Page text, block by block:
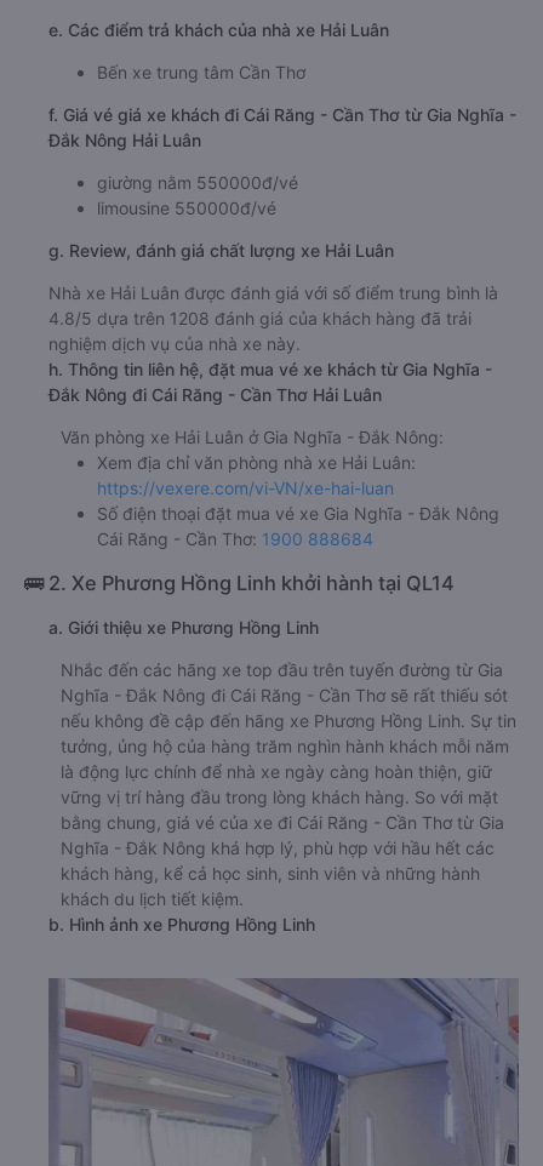
e. Các điểm trả khách của nhà xe Hải Luân
Bến xe trung tâm Cần Thơ
f. Giá vé giá xe khách đi Cái Răng - Cần Thơ từ Gia Nghĩa -
Đắk Nông Hải Luân
giường nằm 550000đ/vé
limousine 550000đ/vé
g. Review, đánh giá chất lượng xe Hải Luân
Nhà xe Hải Luân được đánh giá với số điểm trung bình là
4.8/5 dựa trên 1208 đánh giá của khách hàng đã trải
nghiệm dịch vụ của nhà xe này.
h. Thông tin liên hệ, đặt mua vé xe khách từ Gia Nghĩa -
Đắk Nông đi Cái Răng - Cần Thơ Hải Luân
Văn phòng xe Hải Luân ở Gia Nghĩa - Đắk Nông:
Xem địa chỉ văn phòng nhà xe Hải Luân:
https://vexere.com/vi-VN/xe-hai-luan
Số điện thoại đặt mua vé xe Gia Nghĩa - Đắk Nông
Cái Răng - Cần Thơ: 1900 888684
🚌 2. Xe Phương Hồng Linh khởi hành tại QL14
a. Giới thiệu xe Phương Hồng Linh
Nhắc đến các hãng xe top đầu trên tuyến đường từ Gia
Nghĩa - Đắk Nông đi Cái Răng - Cần Thơ sẽ rất thiếu sót
nếu không đề cập đến hãng xe Phương Hồng Linh. Sự tin
tưởng, ủng hộ của hàng trăm nghìn hành khách mỗi năm
là động lực chính để nhà xe ngày càng hoàn thiện, giữ
vững vị trí hàng đầu trong lòng khách hàng. So với mặt
bằng chung, giá vé của xe đi Cái Răng - Cần Thơ từ Gia
Nghĩa - Đắk Nông khá hợp lý, phù hợp với hầu hết các
khách hàng, kể cả học sinh, sinh viên và những hành
khách du lịch tiết kiệm.
b. Hình ảnh xe Phương Hồng Linh